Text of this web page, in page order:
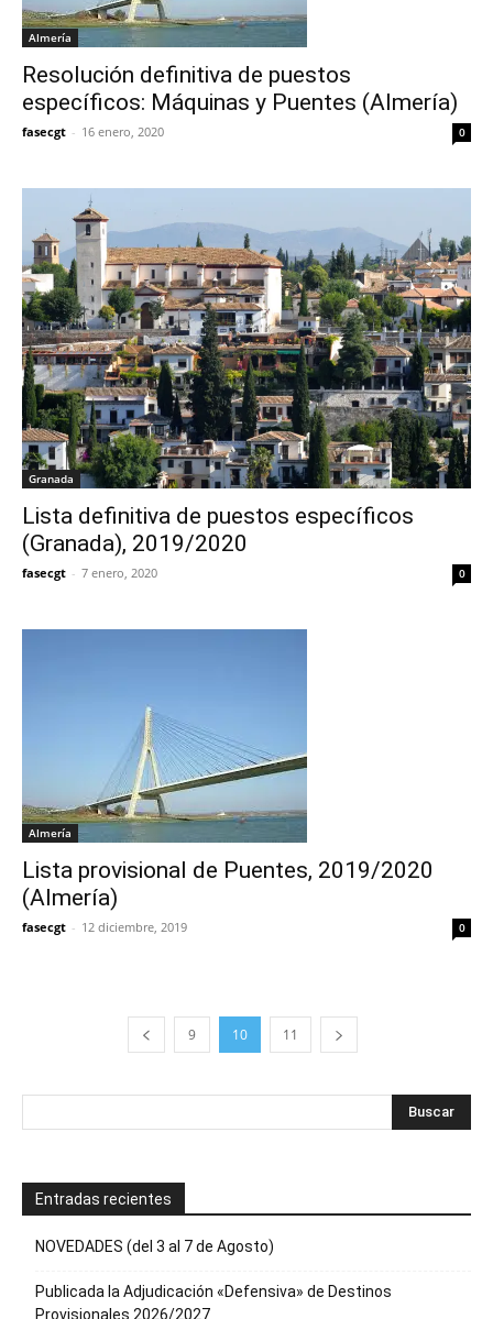
Almería
Resolución definitiva de puestos
específicos: Máquinas y Puentes (Almería)
fasecgt - 16 enero, 2020 0
Granada
Lista definitiva de puestos específicos
(Granada), 2019/2020
fasecgt - 7 enero, 2020 0
Almería
Lista provisional de Puentes, 2019/2020
(Almería)
fasecgt - 12 diciembre, 2019 0
9 10 11
Entradas recientes
NOVEDADES (del 3 al 7 de Agosto)
Publicada la Adjudicación «Defensiva» de Destinos
Provisionales 2026/2027